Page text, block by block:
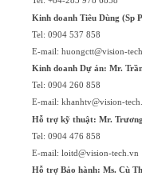
Kinh doanh Tiêu Dùng (Sp
Tel: 0904 537 858
E-mail: huongctt@vision-
Kinh doanh Dự án: Mr.
Tel: 0904 260 858
E-mail: khanhtv@vision-
Hỗ trợ kỹ thuật: Mr.
Tel: 0904 476 858
E-mail: loitd@vision-tech.vn
Hỗ trợ Bảo hành: Ms. Cù